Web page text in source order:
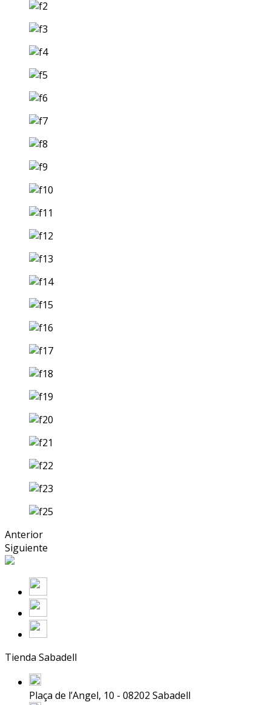
Anterior
Siguiente
Tienda Sabadell
Plaça de l’Angel, 10 - 08202 Sabadell